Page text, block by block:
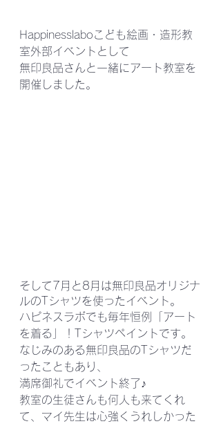
Happinesslaboこども絵画・造形教
室外部イベントとして
無印良品さんと一緒にアート教室を
開催しました。
そして7月と8月は無印良品オリジナ
ルのTシャツを使ったイベント。
ハピネスラボでも毎年恒例「アート
を着る」！Tシャツペイントです。
なじみのある無印良品のTシャツだ
ったこともあり、
満席御礼でイベント終了♪
教室の生徒さんも何人も来てくれ
て、マイ先生は心強くうれしかった